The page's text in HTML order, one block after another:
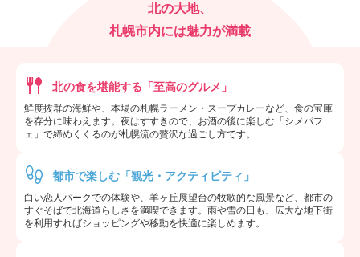
北の大地、
札幌市内には魅力が満載
北の食を堪能する「至高のグルメ」
鮮度抜群の海鮮や、本場の札幌ラーメン・スープカレーなど、食の宝庫
を存分に味わえます。夜はすすきので、お酒の後に楽しむ「シメパフ
ェ」で締めくくるのが札幌流の贅沢な過ごし方です。
都市で楽しむ「観光・アクティビティ」
白い恋人パークでの体験や、羊ヶ丘展望台の牧歌的な風景など、都市の
すぐそばで北海道らしさを満喫できます。雨や雪の日も、広大な地下街
を利用すればショッピングや移動を快適に楽しめます。